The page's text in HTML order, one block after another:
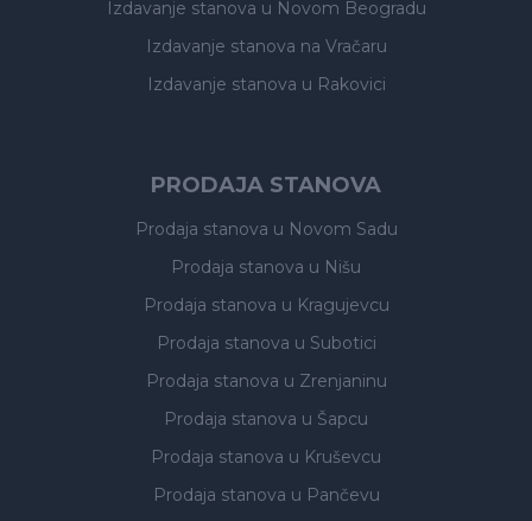
Izdavanje stanova u Novom Beogradu
Izdavanje stanova na Vračaru
Izdavanje stanova u Rakovici
PRODAJA STANOVA
Prodaja stanova u Novom Sadu
Prodaja stanova u Nišu
Prodaja stanova u Kragujevcu
Prodaja stanova u Subotici
Prodaja stanova u Zrenjaninu
Prodaja stanova u Šapcu
Prodaja stanova u Kruševcu
Prodaja stanova u Pančevu